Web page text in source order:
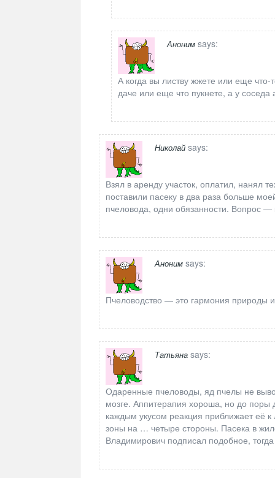
Аноним says:
А когда вы листву жжете или еще что-
даче или еще что пукнете, а у
Николай says:
Взял в аренду участок, оплатил, нанял
поставили пасеку в два раза больше
пчеловода, одни обязанности. Вопрос —
Аноним says:
Пчеловодство — это гармония природы
Татьяна says:
Одаренные пчеловоды, яд пчелы не
мозге. Аппитерапия хороша, но до
каждым укусом реакция приближает её
зоны на … четыре стороны. Пасека в
Владимирович подписал подобное,